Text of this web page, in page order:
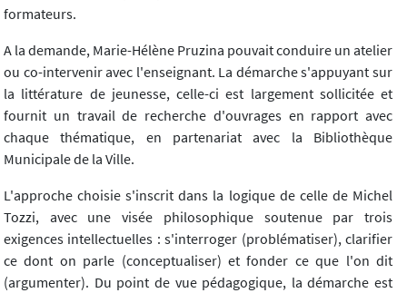
formateurs.
A la demande, Marie-Hélène Pruzina pouvait conduire un atelier
ou co-intervenir avec l'enseignant. La démarche s'appuyant sur
la littérature de jeunesse, celle-ci est largement sollicitée et
fournit un travail de recherche d'ouvrages en rapport avec
chaque thématique, en partenariat avec la Bibliothèque
Municipale de la Ville.
L'approche choisie s'inscrit dans la logique de celle de Michel
Tozzi, avec une visée philosophique soutenue par trois
exigences intellectuelles : s'interroger (problématiser), clarifier
ce dont on parle (conceptualiser) et fonder ce que l'on dit
(argumenter). Du point de vue pédagogique, la démarche est